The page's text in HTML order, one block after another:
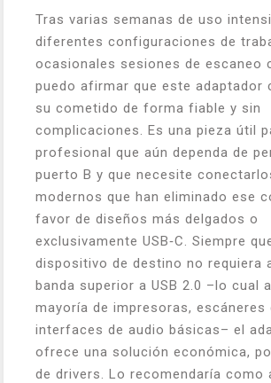
Tras varias semanas de uso
diferentes configuraciones de
ocasionales sesiones de escaneo
puedo afirmar que este adaptador
su cometido de forma fiable y sin
complicaciones. Es una pieza útil
profesional que aún dependa de
puerto B y que necesite
modernos que han eliminado ese
favor de diseños más delgados o
exclusivamente USB‑C. Siempre
dispositivo de destino no requiera
banda superior a USB 2.0 –lo cual
mayoría de impresoras,
interfaces de audio básicas– el
ofrece una solución económica,
de drivers. Lo recomendaría como